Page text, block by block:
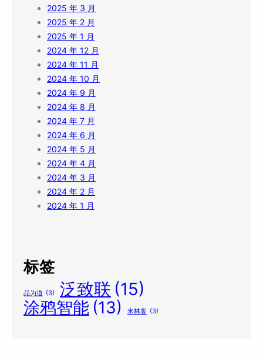
2025 年 3 月
2025 年 2 月
2025 年 1 月
2024 年 12 月
2024 年 11 月
2024 年 10 月
2024 年 9 月
2024 年 8 月
2024 年 7 月
2024 年 6 月
2024 年 5 月
2024 年 4 月
2024 年 3 月
2024 年 2 月
2024 年 1 月
标签
品为道 (3) 泛致联 (15)
涂鸦智能 (13) 米林客 (3)